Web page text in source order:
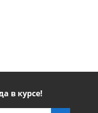
в курсе!